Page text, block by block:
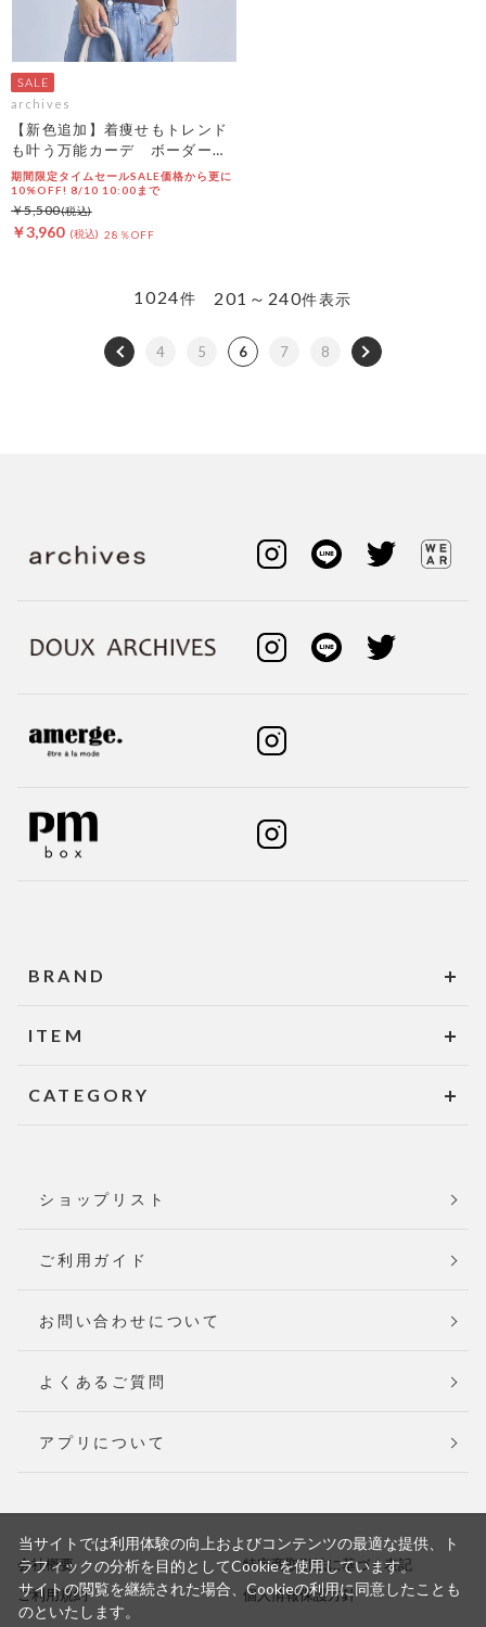
archives
【新色追加】着痩せもトレンド
も叶う万能カーデ ボーダーア
ソートハーフスリーブケーブル
ニットカーディガン
期間限定タイムセールSALE価格から更に
10%OFF! 8/10 10:00まで
￥3,960 28％OFF
￥5,500
201～240件表示
1024件
4 5 6 7 8
BRAND
ITEM
CATEGORY
ショップリスト
ご利用ガイド
お問い合わせについて
よくあるご質問
アプリについて
会社概要
特定商取引法に基づく表記
ご利用規約
個人情報保護方針
当サイトでは利用体験の向上およびコンテンツの最適な提供、ト
ラフィックの分析を目的としてCookieを使用しています。
サイトの閲覧を継続された場合、Cookieの利用に同意したことも
のといたします。